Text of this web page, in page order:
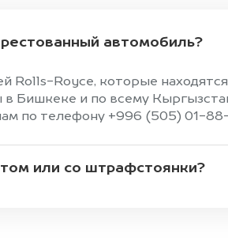
автомобиль?
Royce, которые
и по всему
по телефону +996 (505) 01-88-
или со штрафстоянки?